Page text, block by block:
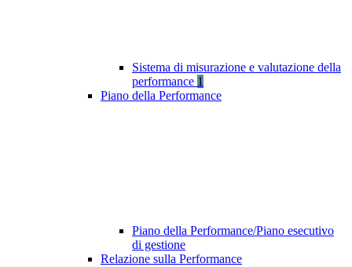
Sistema di misurazione e valutazione della
performance 1
Piano della Performance
Piano della Performance/Piano esecutivo
di gestione
Relazione sulla Performance